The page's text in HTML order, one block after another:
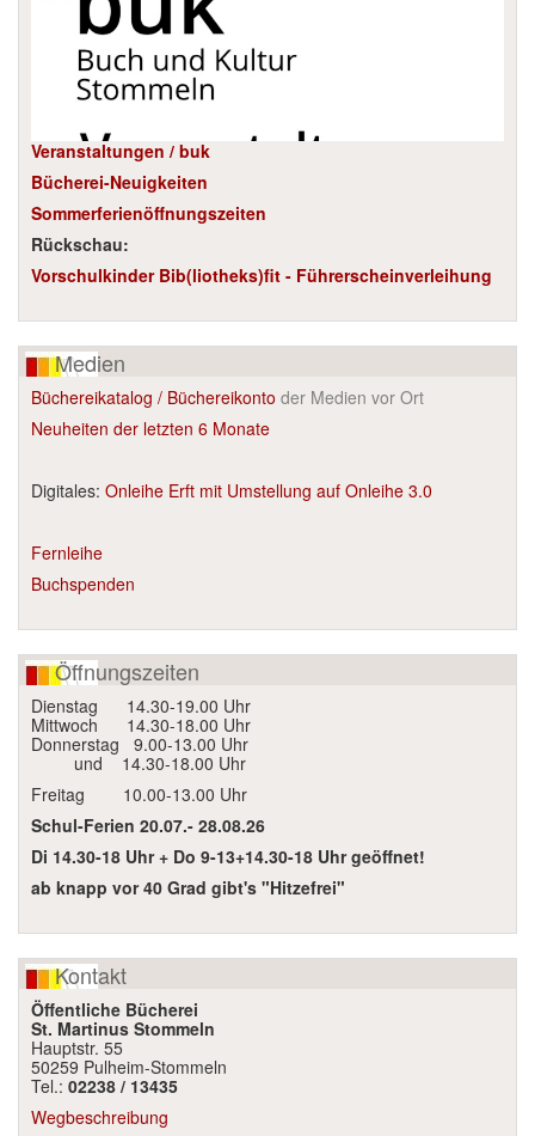
Veranstaltungen / buk
Bücherei-Neuigkeiten
Sommerferienöffnungszeiten
Rückschau:
Vorschulkinder Bib(liotheks)fit - Führerscheinverleihung
Medien
Büchereikatalog / Büchereikonto der Medien vor Ort
Neuheiten der letzten 6 Monate
Digitales: Onleihe Erft mit Umstellung auf Onleihe 3.0
Fernleihe
Buchspenden
Öffnungszeiten
Dienstag 14.30-19.00 Uhr
Mittwoch 14.30-18.00 Uhr
Donnerstag 9.00-13.00 Uhr
und 14.30-18.00 Uhr
Freitag 10.00-13.00 Uhr
Schul-Ferien 20.07.- 28.08.26
Di 14.30-18 Uhr + Do 9-13+14.30-18 Uhr geöffnet!
ab knapp vor 40 Grad gibt's "Hitzefrei"
Kontakt
Öffentliche Bücherei
St. Martinus Stommeln
Hauptstr. 55
50259 Pulheim-Stommeln
Tel.: 02238 / 13435
Wegbeschreibung